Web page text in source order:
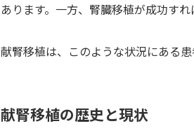
あります。一方、腎臓移植が成功す
献腎移植は、このような状況にある
献腎移植の歴史と現状